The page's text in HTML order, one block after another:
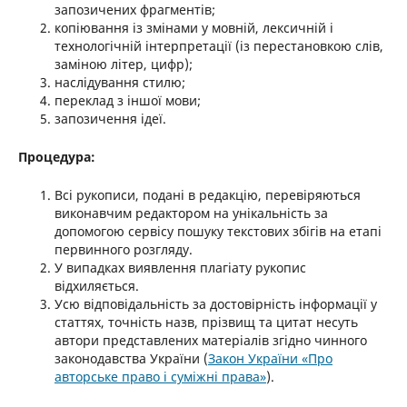
запозичених фрагментів;
копіювання із змінами у мовній, лексичній і
технологічній інтерпретації (із перестановкою слів,
заміною літер, цифр);
наслідування стилю;
переклад з іншої мови;
запозичення ідеї.
Процедура:
Всі рукописи, подані в редакцію, перевіряються
виконавчим редактором на унікальність за
допомогою сервісу пошуку текстових збігів на етапі
первинного розгляду.
У випадках виявлення плагіату рукопис
відхиляється.
Усю відповідальність за достовірність інформації у
статтях, точність назв, прізвищ та цитат несуть
автори представлених матеріалів згідно чинного
законодавства України (Закон України «Про
авторське право і суміжні права»).